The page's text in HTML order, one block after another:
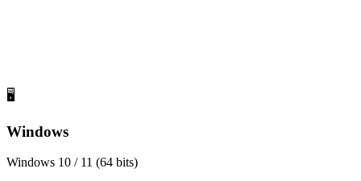
🖥️
Windows
Windows 10 / 11 (64 bits)